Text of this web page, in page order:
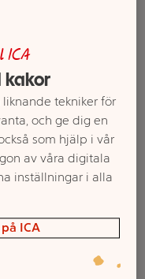
Ultra
butikerna
ICA
kakor
tekniker för
och ge dig en
som hjälp i vår
av våra digitala
inställningar i alla
ICA